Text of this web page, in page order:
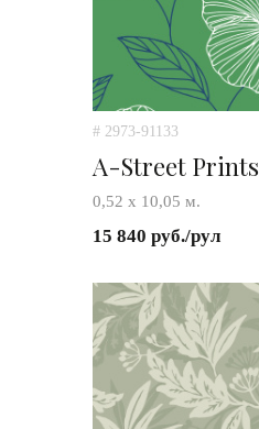
# 2973-91133
A-Street Prints
0,52 х 10,05 м.
15 840 руб./рул